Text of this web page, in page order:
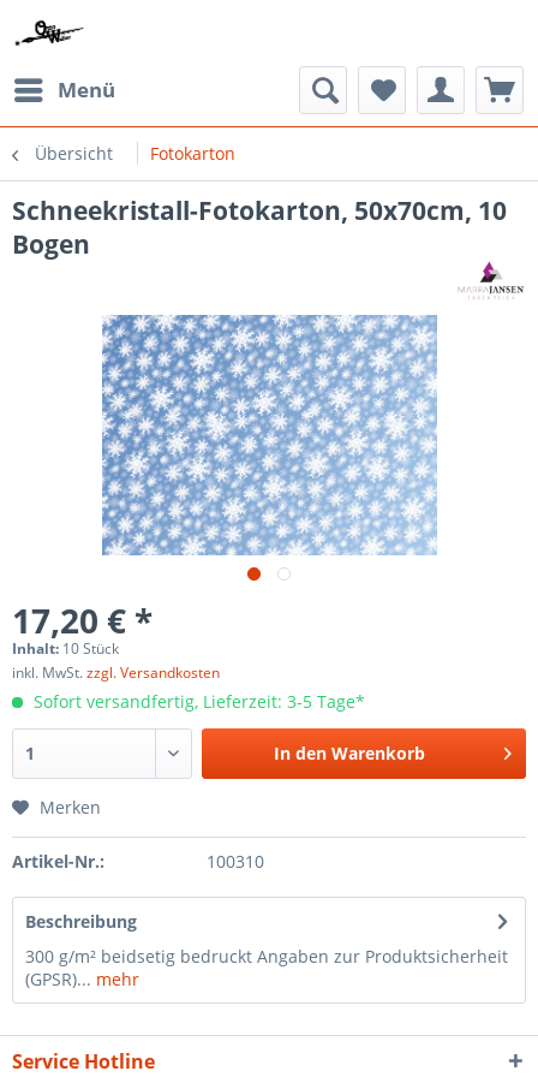
Menü
Übersicht Fotokarton
Schneekristall-Fotokarton, 50x70cm, 10
Bogen
17,20 € *
Inhalt: 10 Stück
inkl. MwSt.zzgl. Versandkosten
Sofort versandfertig, Lieferzeit: 3-5 Tage*
In den Warenkorb
Merken
Artikel-Nr.: 100310
Beschreibung
300 g/m² beidsetig bedruckt Angaben zur Produktsicherheit
(GPSR)... mehr
Service Hotline